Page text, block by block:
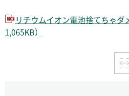
リチウムイオン電池捨てちゃダ
1,065KB）